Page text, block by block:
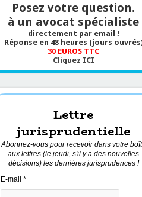
Posez votre question.
à un avocat spécialiste
directement par email !
Réponse en 48 heures (jours
30 EUROS TTC
Cliquez ICI
Lettre
jurisprudentielle
Abonnez-vous pour recevoir dans votre
aux lettres (le jeudi, s'il y a des nouvelles
décisions) les dernières jurisprudences !
E-mail *